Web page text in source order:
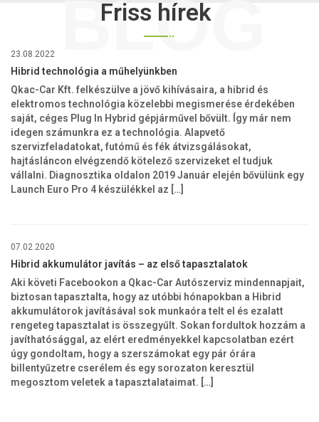
BLOG
Friss hírek
23.08.2022
Hibrid technológia a műhelyünkben
Qkac-Car Kft. felkészülve a jövő kihívásaira, a hibrid és
elektromos technológia közelebbi megismerése érdekében
saját, céges Plug In Hybrid gépjárművel bővült. Így már nem
idegen számunkra ez a technológia. Alapvető
szervizfeladatokat, futómű és fék átvizsgálásokat,
hajtásláncon elvégzendő kötelező szervizeket el tudjuk
vállalni. Diagnosztika oldalon 2019 Január elején bővülünk egy
Launch Euro Pro 4 készülékkel az […]
07.02.2020
Hibrid akkumulátor javítás – az első tapasztalatok
Aki követi Facebookon a Qkac-Car Autószerviz mindennapjait,
biztosan tapasztalta, hogy az utóbbi hónapokban a Hibrid
akkumulátorok javításával sok munkaóra telt el és ezalatt
rengeteg tapasztalat is összegyűlt. Sokan fordultok hozzám a
javíthatósággal, az elért eredményekkel kapcsolatban ezért
úgy gondoltam, hogy a szerszámokat egy pár órára
billentyűzetre cserélem és egy sorozaton keresztül
megosztom veletek a tapasztalataimat. […]